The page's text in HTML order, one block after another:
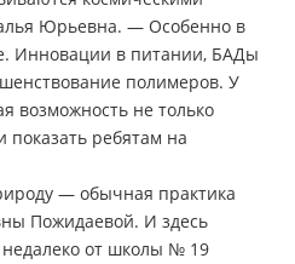
Юрьевна. — Особенно в
Инновации в питании, БАДы
полимеров. У
возможность не только
показать ребятам на
— обычная практика
Пожидаевой. И здесь
от школы № 19